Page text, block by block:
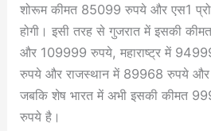
शोरूम कीमत 85099 रुपये और एस1
होगी। इसी तरह से गुजरात में इसकी
और 109999 रुपये, महाराष्ट्र में
रुपये और राजस्थान में 89968 रुपये और
जबकि शेष भारत में अभी इसकी कीमत
रुपये है।